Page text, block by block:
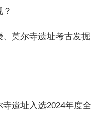
尔寺遗址考古发掘
遗址入选2024年度全